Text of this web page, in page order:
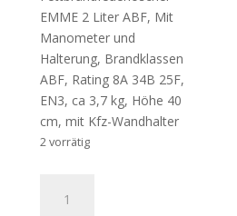
EMME 2 Liter ABF, Mit
Manometer und
Halterung, Brandklassen
ABF, Rating 8A 34B 25F,
EN3, ca 3,7 kg, Höhe 40
cm, mit Kfz-Wandhalter
2 vorrätig
EMME